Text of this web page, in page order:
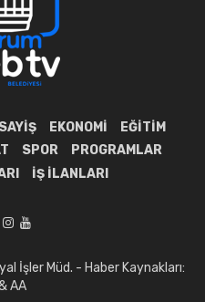
EKONOMI
EĞITIM
SPOR
PROGRAMLAR
İŞ İLANLARI
İşler Müd. - Haber Kaynakları:
AA